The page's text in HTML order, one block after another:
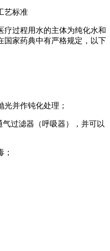
艺标准
疗过程用水的主体为纯化水和
国家药典中有严格规定，以下
光并作钝化处理；
过滤器（呼吸器），并可以